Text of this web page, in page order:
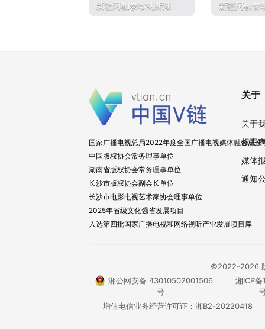
新疆阿勒泰喀纳斯湖泰
新疆阿勒泰
国家广播电视总局2022年度全国广播电视媒体融合成长
中国版权协会常务理事单位
湖南省版权协会常务理事单位
长沙市版权协会副会长单位
长沙市电影电视艺术家协会理事单位
2025年省级文化强省发展项目
入选第四批国家广播电视和网络视听产业发展项目库
关于
关于
权责
媒体
通知
©2022-2026
湘公网安备 43010502001506
号
湘ICP
增值电信业务经营许可证：湘B2-20220418